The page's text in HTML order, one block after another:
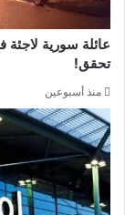
عائلة سورية لاجئة
تحقق!
منذ أسبوعين